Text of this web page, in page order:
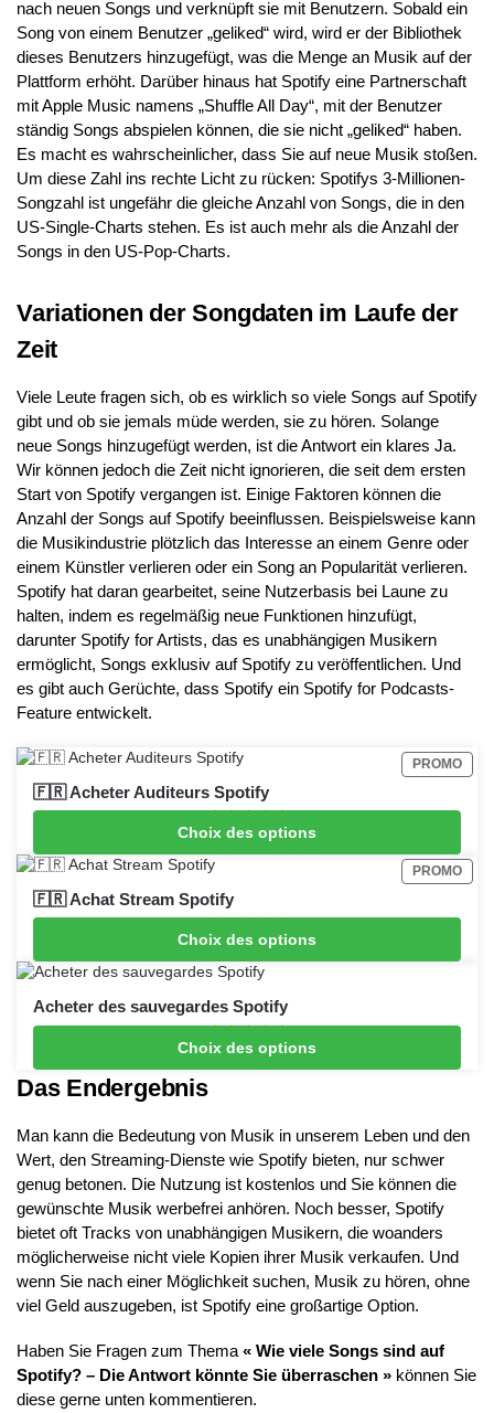
nach neuen Songs und verknüpft sie mit Benutzern. Sobald ein
Song von einem Benutzer „geliked“ wird, wird er der Bibliothek
dieses Benutzers hinzugefügt, was die Menge an Musik auf der
Plattform erhöht. Darüber hinaus hat Spotify eine Partnerschaft
mit Apple Music namens „Shuffle All Day“, mit der Benutzer
ständig Songs abspielen können, die sie nicht „geliked“ haben.
Es macht es wahrscheinlicher, dass Sie auf neue Musik stoßen.
Um diese Zahl ins rechte Licht zu rücken: Spotifys 3-Millionen-
Songzahl ist ungefähr die gleiche Anzahl von Songs, die in den
US-Single-Charts stehen. Es ist auch mehr als die Anzahl der
Songs in den US-Pop-Charts.
Variationen der Songdaten im Laufe der
Zeit
Viele Leute fragen sich, ob es wirklich so viele Songs auf Spotify
gibt und ob sie jemals müde werden, sie zu hören. Solange
neue Songs hinzugefügt werden, ist die Antwort ein klares Ja.
Wir können jedoch die Zeit nicht ignorieren, die seit dem ersten
Start von Spotify vergangen ist. Einige Faktoren können die
Anzahl der Songs auf Spotify beeinflussen. Beispielsweise kann
die Musikindustrie plötzlich das Interesse an einem Genre oder
einem Künstler verlieren oder ein Song an Popularität verlieren.
Spotify hat daran gearbeitet, seine Nutzerbasis bei Laune zu
halten, indem es regelmäßig neue Funktionen hinzufügt,
darunter Spotify for Artists, das es unabhängigen Musikern
ermöglicht, Songs exklusiv auf Spotify zu veröffentlichen. Und
es gibt auch Gerüchte, dass Spotify ein Spotify for Podcasts-
Feature entwickelt.
PROMO
🇫🇷 Acheter Auditeurs Spotify
Choix des options
PROMO
🇫🇷 Achat Stream Spotify
Choix des options
Acheter des sauvegardes Spotify
Choix des options
Das Endergebnis
Man kann die Bedeutung von Musik in unserem Leben und den
Wert, den Streaming-Dienste wie Spotify bieten, nur schwer
genug betonen. Die Nutzung ist kostenlos und Sie können die
gewünschte Musik werbefrei anhören. Noch besser, Spotify
bietet oft Tracks von unabhängigen Musikern, die woanders
möglicherweise nicht viele Kopien ihrer Musik verkaufen. Und
wenn Sie nach einer Möglichkeit suchen, Musik zu hören, ohne
viel Geld auszugeben, ist Spotify eine großartige Option.
Haben Sie Fragen zum Thema « Wie viele Songs sind auf
Spotify? – Die Antwort könnte Sie überraschen » können Sie
diese gerne unten kommentieren.